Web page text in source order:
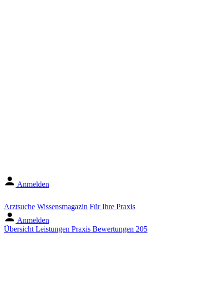
Anmelden
Arztsuche Wissensmagazin Für Ihre Praxis
Anmelden
Übersicht Leistungen Praxis Bewertungen 205